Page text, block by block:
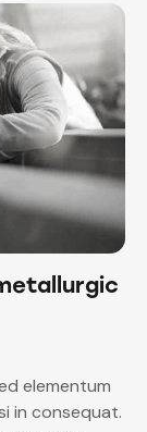
elementum
in consequat.